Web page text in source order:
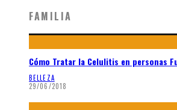
FAMILIA
Cómo Tratar la Celulitis en personas
BELLEZA
29/06/2018